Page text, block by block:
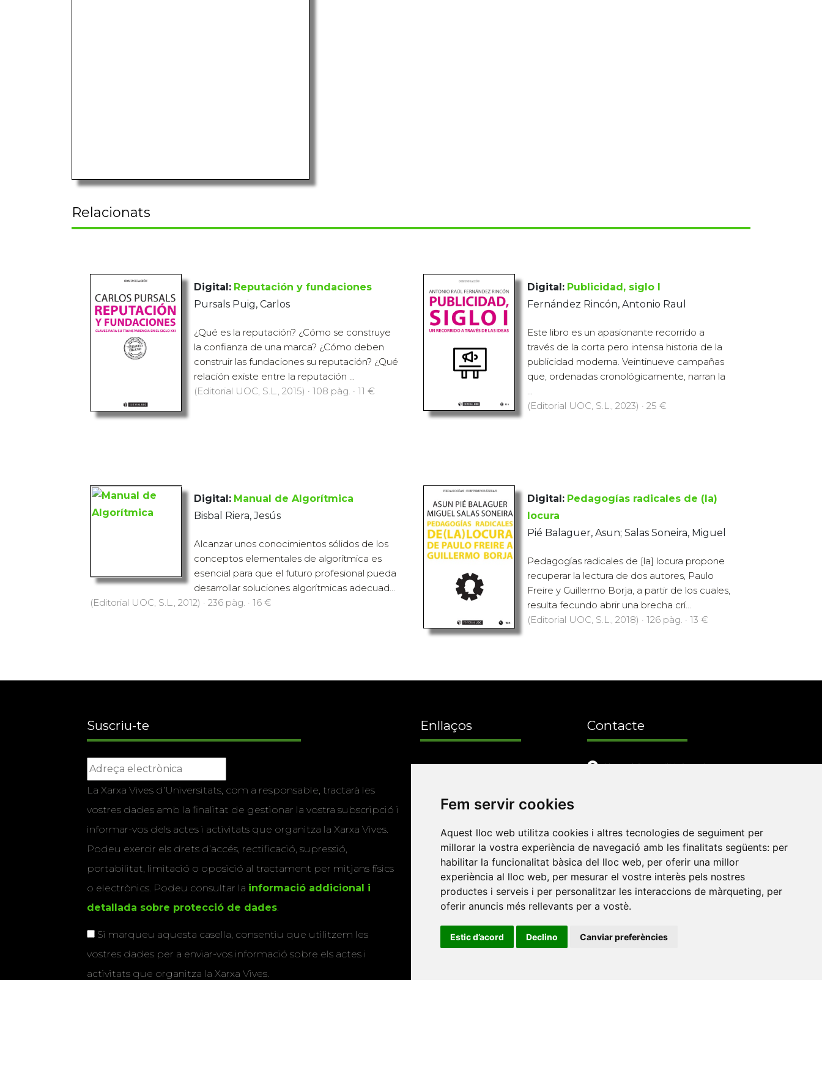
Fem servir cookies
Aquest lloc web utilitza cookies i altres tecnologies de seguiment per
millorar la vostra experiència de navegació amb les finalitats següents: per
habilitar la funcionalitat bàsica del lloc web, per oferir una millor
experiència al lloc web, per mesurar el vostre interès pels nostres
productes i serveis i per personalitzar les interaccions de màrqueting, per
oferir anuncis més rellevants per a vostè.
Estic d’acord Declino Canviar preferències
Relacionats
Digital: Reputación y fundaciones
Pursals Puig, Carlos
¿Qué es la reputación? ¿Cómo se construye
la confianza de una marca? ¿Cómo deben
construir las fundaciones su reputación? ¿Qué
relación existe entre la reputación ...
(Editorial UOC, S.L., 2015) · 108 pàg. · 11 €
Digital: Publicidad, siglo I
Fernández Rincón, Antonio Raul
Este libro es un apasionante recorrido a
través de la corta pero intensa historia de la
publicidad moderna. Veintinueve campañas
que, ordenadas cronológicamente, narran la
...
(Editorial UOC, S.L., 2023) · 25 €
Digital: Manual de Algorítmica
Bisbal Riera, Jesús
Alcanzar unos conocimientos sólidos de los
conceptos elementales de algorítmica es
esencial para que el futuro profesional pueda
desarrollar soluciones algorítmicas adecuad...
(Editorial UOC, S.L., 2012) · 236 pàg. · 16 €
Digital: Pedagogías radicales de (la)
locura
Pié Balaguer, Asun; Salas Soneira, Miguel
Pedagogías radicales de [la] locura propone
recuperar la lectura de dos autores, Paulo
Freire y Guillermo Borja, a partir de los cuales,
resulta fecundo abrir una brecha crí...
(Editorial UOC, S.L., 2018) · 126 pàg. · 13 €
Suscriu-te
La Xarxa Vives d’Universitats, com a responsable, tractarà les
vostres dades amb la finalitat de gestionar la vostra subscripció i
informar-vos dels actes i activitats que organitza la Xarxa Vives.
Podeu exercir els drets d’accés, rectificació, supressió,
portabilitat, limitació o oposició al tractament per mitjans físics
o electrònics. Podeu consultar la informació addicional i
detallada sobre protecció de dades
Si marqueu aquesta casella, consentiu que utilitzem les
vostres dades per a enviar-vos informació sobre els actes i
activitats que organitza la Xarxa Vives.
Enllaços
Twitter
Contacte
Xarxa Vives d'Universitats
12071 Castelló de la Plana
e-buc@vives.org
+34 964 72 89 93
de